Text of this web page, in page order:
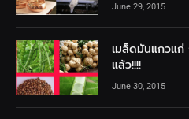
June 29, 2015
เมล็ดมันแกวแก่
แล้ว!!!!
June 30, 2015